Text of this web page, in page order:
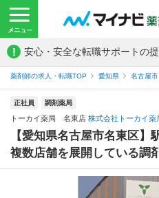
! 安心・安全な転職サポートの提
薬剤師の求人・転職TOP 愛知県 名古屋市
正社員 調剤薬局
トーカイ薬局 名東店 株式会社トーカイ薬
【愛知県名古屋市名東区
複数店舗を展開している調